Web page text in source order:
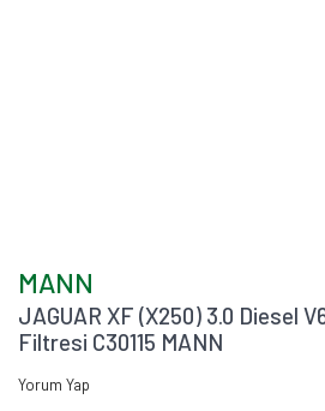
MANN
JAGUAR XF (X250) 3.0 Diesel
Filtresi C30115 MANN
Yorum Yap